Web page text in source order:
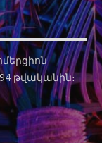
թվականին։